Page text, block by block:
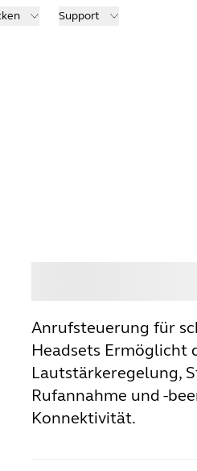
Support
Anrufsteuerung für
Headsets Ermöglicht
Lautstärkeregelung,
Rufannahme und -
Konnektivität.